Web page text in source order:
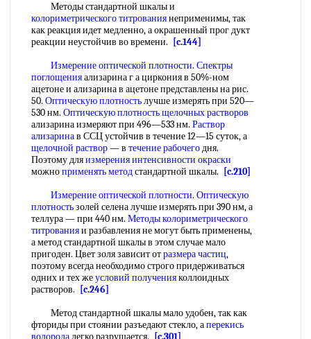
Методы стандартной шкалы и
колориметрического титрованиянеприменимы, так
как реакция идет медленно, а окрашенный прог дукт
реакции неустойчив во времени.
[c.144]
Измерение оптической плотности. Спектры
поглощенияализарина г а циркония в 50%-ном
ацетоне и ализарина в ацетоне представлены на рис.
50. Оптическую плотностьлучше измерять при 520—
530 нм. Оптическую плотностьщелочных растворов
ализарина измеряют при 496—533 нм. Раствор
ализаринав ССЦ устойчив в течение 12—15 суток, а
щелочной раствор— в течение рабочегодня.
Поэтому дляизмерения интенсивности окраски
можноприменять методстандартной шкалы.
[c.210]
Измерение оптической плотности. Оптическую
плотностьзолей селена лучше измерять при 390 нм, а
теллура — при 440 нм. Методы колориметрического
титрованияи разбавления не могут быть применены,
а метод стандартной шкалы в этом случае мало
пригоден. Цвет золя зависит отразмера частиц,
поэтому всегда необходимо строго придерживаться
одних и тех жеусловий полученияколлоидных
растворов.
[c.246]
Метод стандартной шкалы мало удобен, так как
фториды при стоянии разъедают стекло, аперекись
водородалегко разрушается. [c.301]